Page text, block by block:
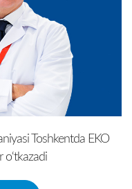
Toshkentda EKO
o‘tkazadi